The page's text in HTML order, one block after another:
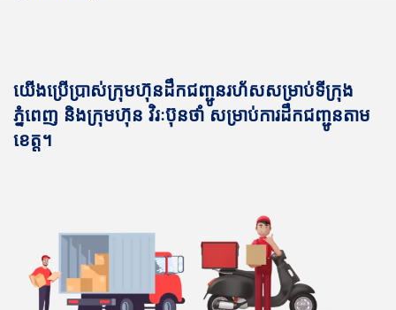
យើងប្រើប្រាស់ក្រុមហ៊ុនដឹកជញ្ជូនរហ័សសម្រាប់ទីក្រុង
ភ្នំពេញ និងក្រុមហ៊ុន វិរៈប៊ុនថាំ សម្រាប់ការដឹកជញ្ជូនតាម
ខេត្ត។